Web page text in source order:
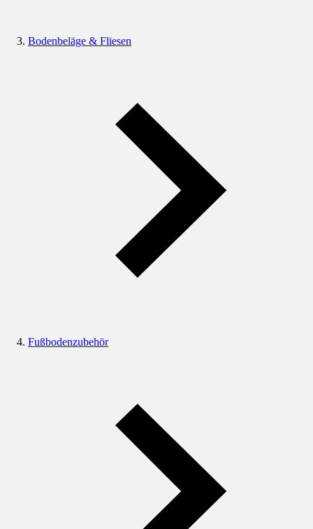
Bodenbeläge & Fliesen
Fußbodenzubehör